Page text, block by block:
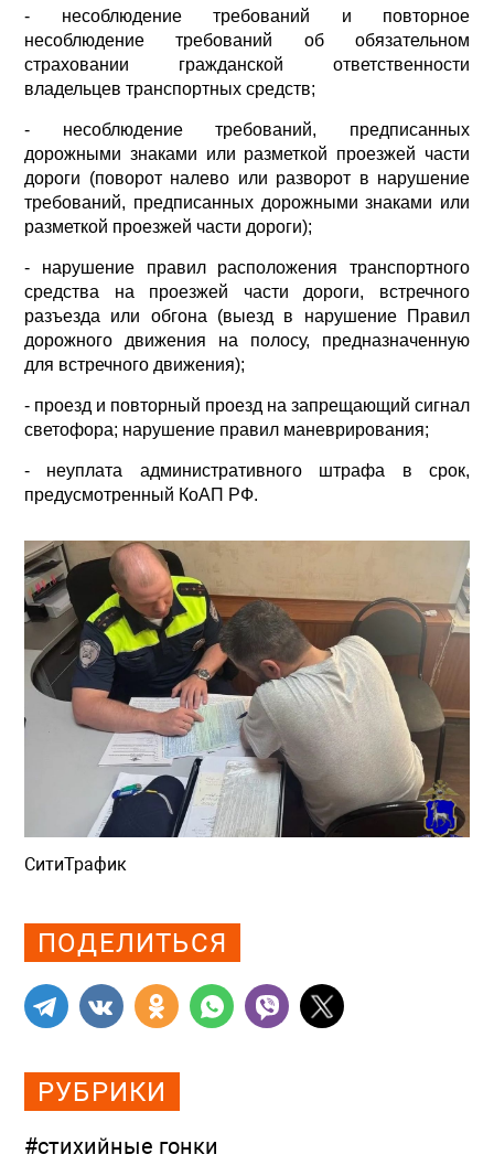
- несоблюдение требований и повторное
несоблюдение требований об обязательном
страховании гражданской ответственности
владельцев транспортных средств;
- несоблюдение требований, предписанных
дорожными знаками или разметкой проезжей части
дороги (поворот налево или разворот в нарушение
требований, предписанных дорожными знаками или
разметкой проезжей части дороги);
- нарушение правил расположения транспортного
средства на проезжей части дороги, встречного
разъезда или обгона (выезд в нарушение Правил
дорожного движения на полосу, предназначенную
для встречного движения);
- проезд и повторный проезд на запрещающий сигнал
светофора; нарушение правил маневрирования;
- неуплата административного штрафа в срок,
предусмотренный КоАП РФ.
СитиТрафик
ПОДЕЛИТЬСЯ
РУБРИКИ
#стихийные гонки